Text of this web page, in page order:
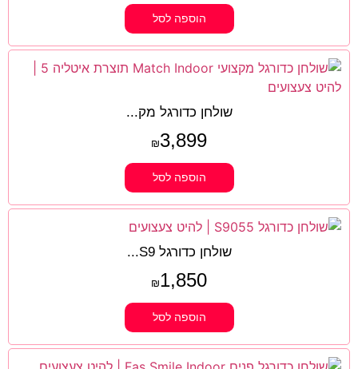
הוספה לסל
שולחן כדורגל מק...
₪3,899
הוספה לסל
שולחן כדורגל S9...
₪1,850
הוספה לסל